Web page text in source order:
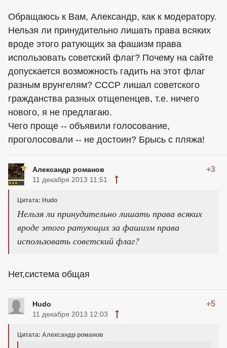
Обращаюсь к Вам, Александр, как к модератору.
Нельзя ли принудительно лишать права всяких
вроде этого ратующих за фашизм права
использовать советский флаг? Почему на сайте
допускается возможность гадить на этот флаг
разным врунгелям? СССР лишал советского
гражданства разных отщепенцев, т.е. ничего
нового, я не предлагаю.
Чего проще -- объявили голосование,
проголосовали -- не достоин? Брысь с пляжа!
Александр романов +3
11 декабря 2013 11:51
Цитата: Hudo
Нельзя ли принудительно лишать права всяких
вроде этого ратующих за фашизм права
использовать советский флаг?
Нет,система общая
Hudo +5
11 декабря 2013 12:03
Цитата: Александр романов